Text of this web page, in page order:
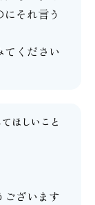
それ言う
てください
ほしいこと
ございます